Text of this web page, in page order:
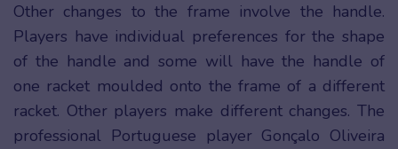
Other changes to the frame involve the handle.
Players have individual preferences for the shape
of the handle and some will have the handle of
one racket moulded onto the frame of a different
racket. Other players make different changes. The
professional Portuguese player Gonçalo Oliveira